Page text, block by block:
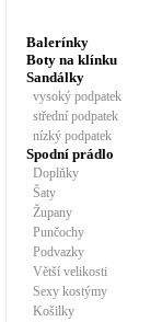
Balerínky
Boty na klínku
Sandálky
vysoký podpatek
střední podpatek
nízký podpatek
Spodní prádlo
Doplňky
Šaty
Župany
Punčochy
Podvazky
Větší velikosti
Sexy kostýmy
Košilky